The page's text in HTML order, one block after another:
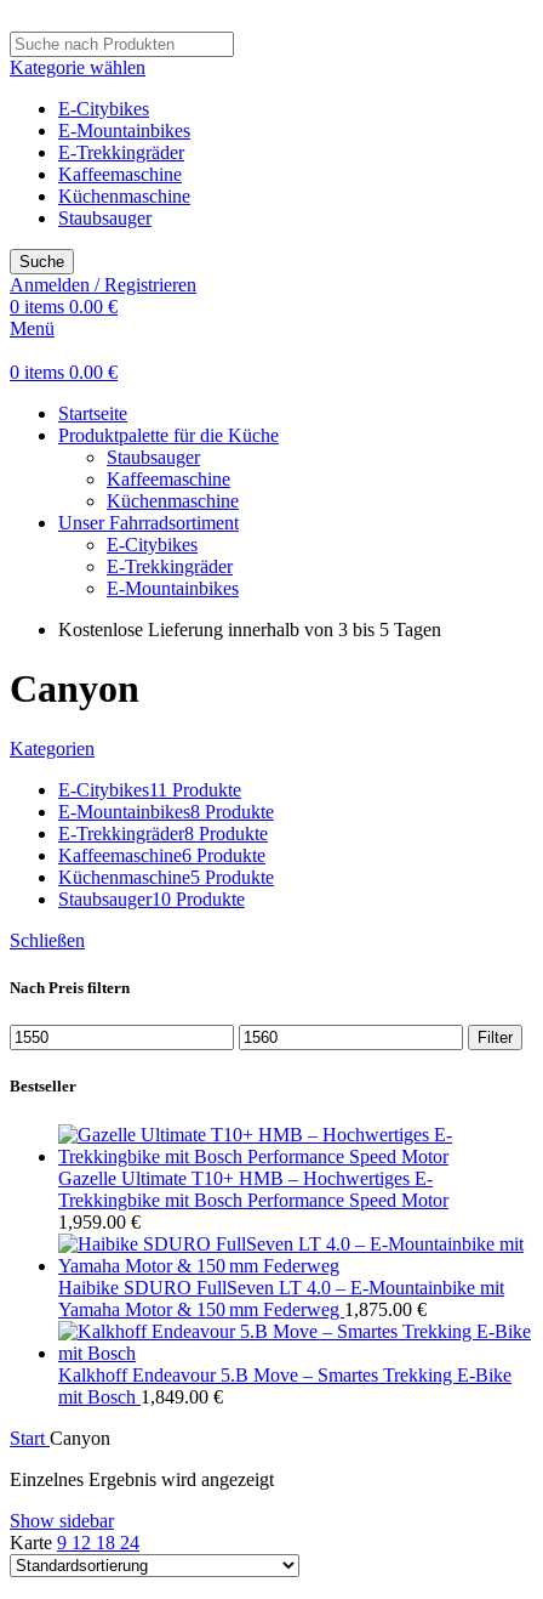
Kategorie wählen
E-Citybikes
E-Mountainbikes
E-Trekkingräder
Kaffeemaschine
Küchenmaschine
Staubsauger
Suche
Anmelden / Registrieren
0 items 0.00 €
Menü
0 items 0.00 €
Startseite
Produktpalette für die Küche
Staubsauger
Kaffeemaschine
Küchenmaschine
Unser Fahrradsortiment
E-Citybikes
E-Trekkingräder
E-Mountainbikes
Kostenlose Lieferung innerhalb von 3 bis 5 Tagen
Canyon
Kategorien
E-Citybikes11 Produkte
E-Mountainbikes8 Produkte
E-Trekkingräder8 Produkte
Kaffeemaschine6 Produkte
Küchenmaschine5 Produkte
Staubsauger10 Produkte
Schließen
Nach Preis filtern
Min.
Preis
Max.
Preis
Filter
Bestseller
Gazelle Ultimate T10+ HMB – Hochwertiges E-
Trekkingbike mit Bosch Performance Speed Motor
1,959.00 €
Haibike SDURO FullSeven LT 4.0 – E‑Mountainbike mit
Yamaha Motor & 150 mm Federweg 1,875.00 €
Kalkhoff Endeavour 5.B Move – Smartes Trekking E‑Bike
mit Bosch 1,849.00 €
Start Canyon
Einzelnes Ergebnis wird angezeigt
Show sidebar
Karte 9 12 18 24